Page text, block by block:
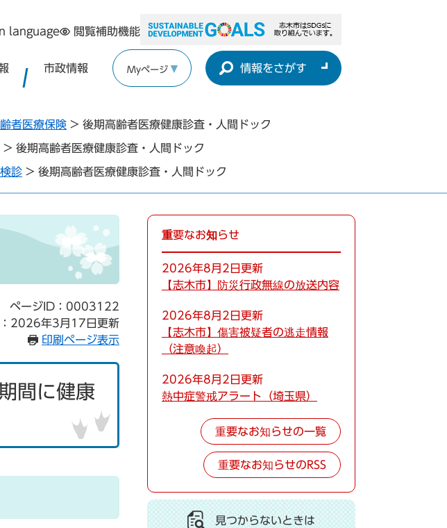
language 閲覧補助機能
市政情報 Myページ 情報をさがす
者医療保険 > 後期高齢者医療健康診査・人間ドック
> 後期高齢者医療健康診査・人間ドック
診 > 後期高齢者医療健康診査・人間ドック
ページID：0003122
2026年3月17日更新
印刷ページ表示
間に健康
重要なお知らせ
2026年8月2日更新
【志木市】防災行政無線の放送内容
2026年8月2日更新
【志木市】傷害被疑者の逃走情報
（注意喚起）
2026年8月2日更新
熱中症警戒アラート（埼玉県）
重要なお知らせの一覧
重要なお知らせのRSS
見つからないときは